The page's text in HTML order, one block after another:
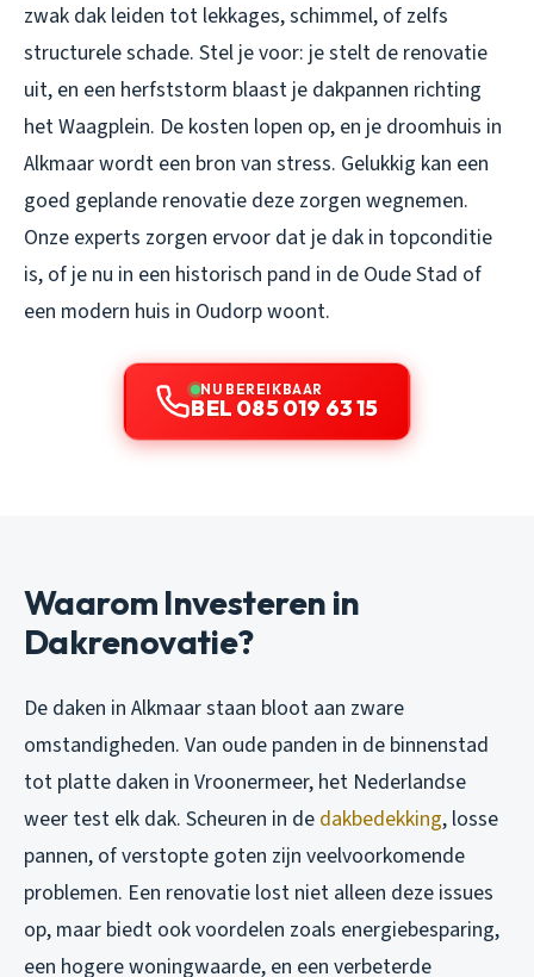
zwak dak leiden tot lekkages, schimmel, of zelfs
structurele schade. Stel je voor: je stelt de renovatie
uit, en een herfststorm blaast je dakpannen richting
het Waagplein. De kosten lopen op, en je droomhuis in
Alkmaar wordt een bron van stress. Gelukkig kan een
goed geplande renovatie deze zorgen wegnemen.
Onze experts zorgen ervoor dat je dak in topconditie
is, of je nu in een historisch pand in de Oude Stad of
een modern huis in Oudorp woont.
NU BEREIKBAAR
BEL 085 019 63 15
Waarom Investeren in
Dakrenovatie?
De daken in Alkmaar staan bloot aan zware
omstandigheden. Van oude panden in de binnenstad
tot platte daken in Vroonermeer, het Nederlandse
weer test elk dak. Scheuren in de dakbedekking, losse
pannen, of verstopte goten zijn veelvoorkomende
problemen. Een renovatie lost niet alleen deze issues
op, maar biedt ook voordelen zoals energiebesparing,
een hogere woningwaarde, en een verbeterde